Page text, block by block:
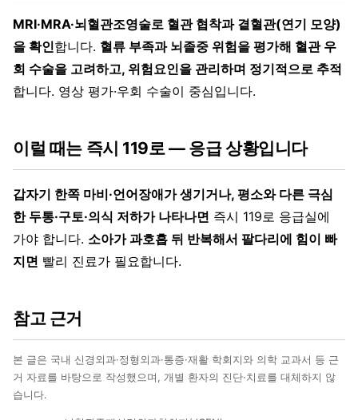
MRI·MRA·뇌혈관조영술로 혈관 협착과 곁혈관(연기 모양)
을 확인합니다. 혈류 부족과 뇌졸중 위험을 평가해 혈관 우
회 수술을 고려하고, 위험요인을 관리하며 정기적으로 추적
합니다. 영상 평가·우회 수술이 중심입니다.
이럴 때는 즉시 119로 — 응급 상황입니다
갑자기 한쪽 마비·언어장애가 생기거나, 평소와 다른 극심
한 두통·구토·의식 저하가 나타나면 즉시 119로 응급실에
가야 합니다. 소아가 과호흡 뒤 반복해서 팔다리에 힘이 빠
지면 빨리 진료가 필요합니다.
참고 근거
본 글은 국내 신경외과·정형외과·통증·재활 학회지와 의학 교과서 등 근
거 자료를 바탕으로 작성했으며, 개별 환자의 진단·치료를 대체하지 않
습니다.